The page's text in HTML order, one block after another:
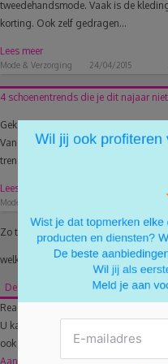
tweedehandsmode. Vaak is de
korting. Ook zelf gedragen...
Lees meer
Mode & Verzorging 24/04/2015
4 schoenentrends die je dit najaar
Gek op schoenen? Dan ben je vast
Van stoere sneakers en creepers tot
trendy modellen voor...
Lees meer
Mode & Verzorging
Zo te zien heeft er nog niemand
welke trend is jouw favoriet?
Deel jouw mening en reageer als
Reageer ook op dit artikel
U kan optioneel inloggen met
ook te delen.
Aanmelden